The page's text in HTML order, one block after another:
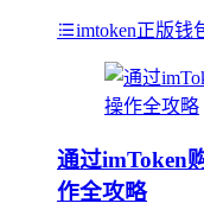
imtoken正版钱
通过imToken
作全攻略